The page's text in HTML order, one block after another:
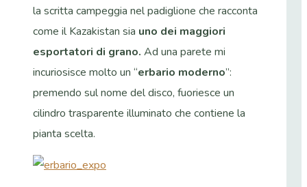
la scritta campeggia nel padiglione che racconta
come il Kazakistan sia uno dei maggiori
esportatori di grano. Ad una parete mi
incuriosisce molto un “erbario moderno”:
premendo sul nome del disco, fuoriesce un
cilindro trasparente illuminato che contiene la
pianta scelta.